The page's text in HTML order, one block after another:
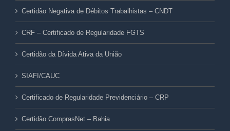
Certidão Negativa de Débitos Trabalhistas – CNDT
CRF – Certificado de Regularidade FGTS
Certidão da Dívida Ativa da União
SIAFI/CAUC
Certificado de Regularidade Previdenciário – CRP
Certidão ComprasNet – Bahia